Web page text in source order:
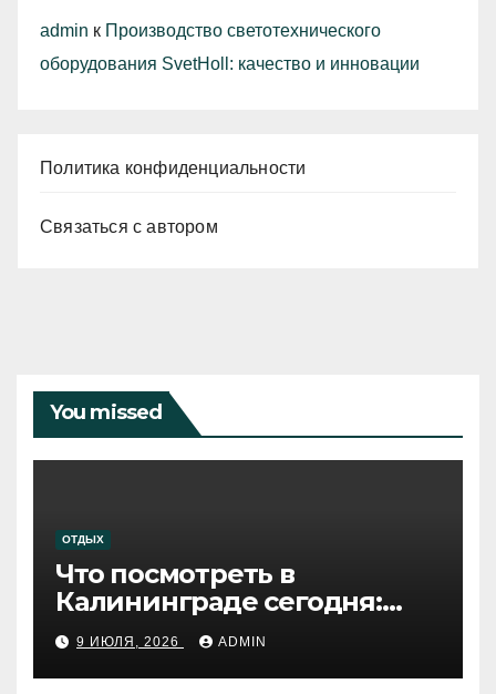
admin к Производство светотехнического
оборудования SvetHoll: качество и инновации
Политика конфиденциальности
Связаться с автором
You missed
ОТДЫХ
Что посмотреть в
Калининграде сегодня:
путеводитель по самому
западному городу России
9 ИЮЛЯ, 2026 ADMIN